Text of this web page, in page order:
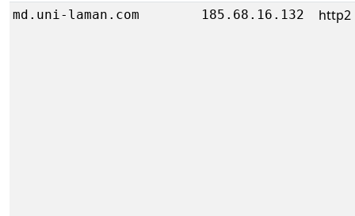
md.uni-laman.com 185.68.16.132 http2